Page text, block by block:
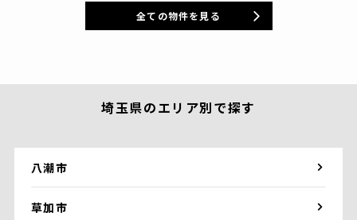
全ての物件を見る
埼玉県のエリア別で探す
八潮市
草加市